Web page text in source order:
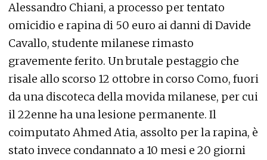
Alessandro Chiani, a processo per tentato
omicidio e rapina di 50 euro ai danni di Davide
Cavallo, studente milanese rimasto
gravemente ferito. Un brutale pestaggio che
risale allo scorso 12 ottobre in corso Como, fuori
da una discoteca della movida milanese, per cui
il 22enne ha una lesione permanente. Il
coimputato Ahmed Atia, assolto per la rapina, è
stato invece condannato a 10 mesi e 20 giorni